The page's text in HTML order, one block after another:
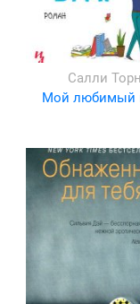
Салли Торн
Мой любимый